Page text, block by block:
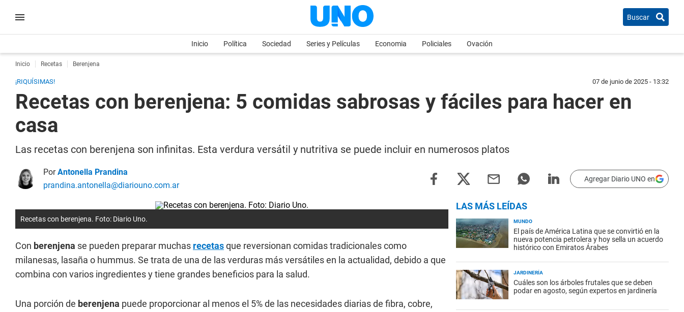
Buscar
Inicio Política Sociedad Series y Películas Economia Policiales Ovación
Inicio Recetas Berenjena
¡RIQUÍSIMAS! 07 de junio de 2025 - 13:32
Recetas con berenjena: 5 comidas sabrosas y fáciles para hacer en
casa
Las recetas con berenjena son infinitas. Esta verdura versátil y nutritiva se puede incluir en numerosos platos
PorAntonella Prandina
prandina.antonella@diariouno.com.ar
Agregar Diario UNO en
Recetas con berenjena. Foto: Diario Uno.
Con berenjena se pueden preparar muchas recetasque reversionan comidas tradicionales como
milanesas, lasaña o hummus. Se trata de una de las verduras más versátiles en la actualidad, debido a que
combina con varios ingredientes y tiene grandes beneficios para la salud.
Una porción de berenjena puede proporcionar al menos el 5% de las necesidades diarias de fibra, cobre,
LAS MÁS LEÍDAS
MUNDO
El país de América Latina que se convirtió en la
nueva potencia petrolera y hoy sella un acuerdo
histórico con Emiratos Árabes
JARDINERÍA
Cuáles son los árboles frutales que se deben
podar en agosto, según expertos en jardinería